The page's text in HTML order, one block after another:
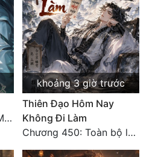
Chương 2460: Huyết Môn
khoảng 3 giờ trước
Thiên Đạo Hôm Nay
Không Đi Làm
Chương 450: Toàn bộ là ác